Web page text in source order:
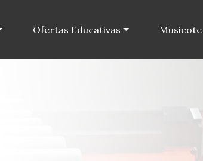
Ofertas Educativas